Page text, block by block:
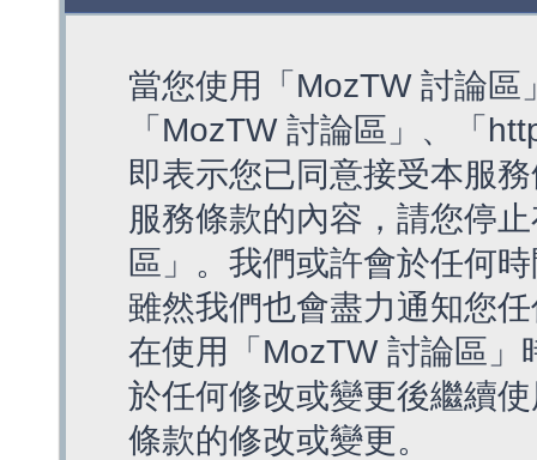
當您使用「MozTW 討論
「MozTW 討論區」、「
即表示您已同意接受本服
服務條款的內容，請您停
區」。我們或許會於任何
雖然我們也會盡力通知您
在使用「MozTW 討論區
於任何修改或變更後繼續
條款的修改或變更。